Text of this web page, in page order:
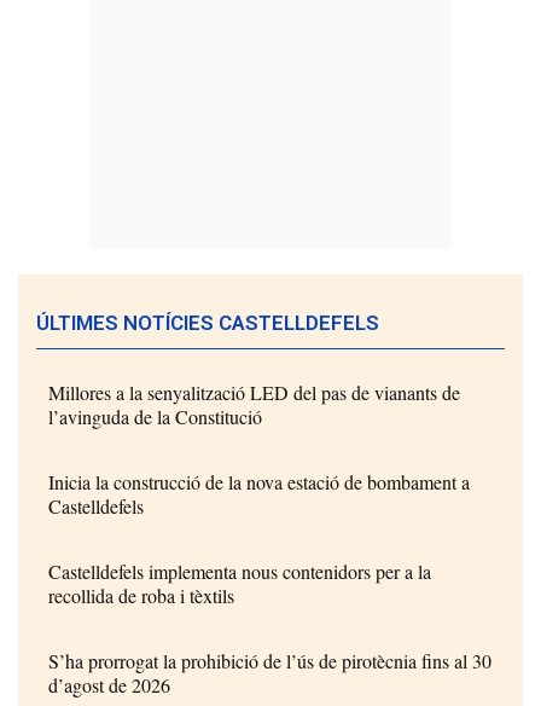
ÚLTIMES NOTÍCIES CASTELLDEFELS
Millores a la senyalització LED del pas de vianants de
l’avinguda de la Constitució
Inicia la construcció de la nova estació de bombament a
Castelldefels
Castelldefels implementa nous contenidors per a la
recollida de roba i tèxtils
S’ha prorrogat la prohibició de l’ús de pirotècnia fins al 30
d’agost de 2026